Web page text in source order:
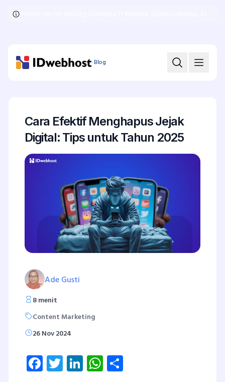
Blog
Cara Efektif Menghapus Jejak
Digital: Tips untuk Tahun 2025
Ade Gusti
8 menit
Content Marketing
26 Nov 2024
Facebook
Twitter
LinkedInWhatsApp